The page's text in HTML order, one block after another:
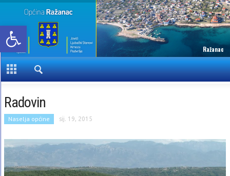
Open toolbar
Ražanac
Radovin
Naselja općine sij. 19, 2015